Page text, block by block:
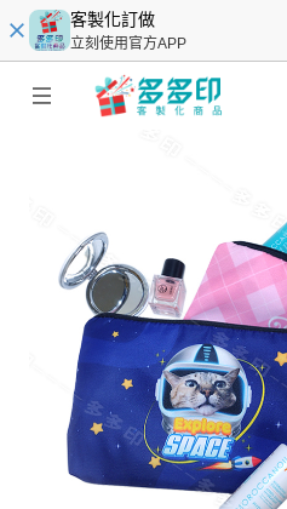
客製化訂做
立刻使用官方APP